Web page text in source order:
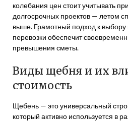
колебания цен стоит учитывать
долгосрочных проектов — летом
выше. Грамотный подход к выбору
перевозки обеспечит
превышения сметы.
Виды щебня и их
стоимость
Щебень — это универсальный
который активно используется в